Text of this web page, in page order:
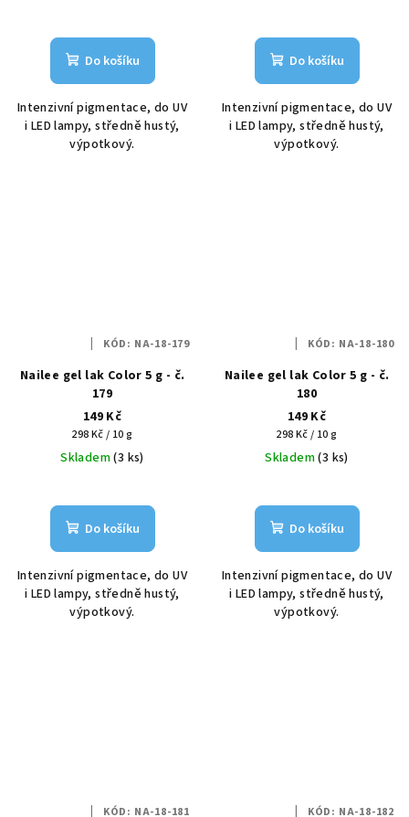
Do košíku
Intenzivní pigmentace, do UV
i LED lampy, středně hustý,
výpotkový.
Do košíku
Intenzivní pigmentace, do UV
i LED lampy, středně hustý,
výpotkový.
Nailee gel lak Color 5 g - č.
179
149 Kč
Měrná
cena:
298 Kč / 10 g
Skladem(3 ks)
Do košíku
Intenzivní pigmentace, do UV
i LED lampy, středně hustý,
výpotkový.
KÓD: NA-18-179
Nailee gel lak Color 5 g - č.
180
149 Kč
Měrná
cena:
298 Kč / 10 g
Skladem(3 ks)
Do košíku
Intenzivní pigmentace, do UV
i LED lampy, středně hustý,
výpotkový.
KÓD: NA-18-180
KÓD: NA-18-181 KÓD: NA-18-182